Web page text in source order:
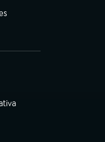
aba)
aba)